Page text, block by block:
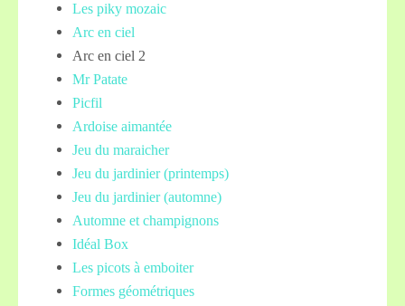
Les piky mozaic
Arc en ciel
Arc en ciel 2
Mr Patate
Picfil
Ardoise aimantée
Jeu du maraicher
Jeu du jardinier (printemps)
Jeu du jardinier (automne)
Automne et champignons
Idéal Box
Les picots à emboiter
Formes géométriques